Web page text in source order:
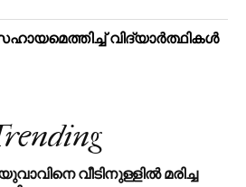
വിദ്യാർത്ഥികൾ
വീടിനുള്ളിൽ മരിച്ച